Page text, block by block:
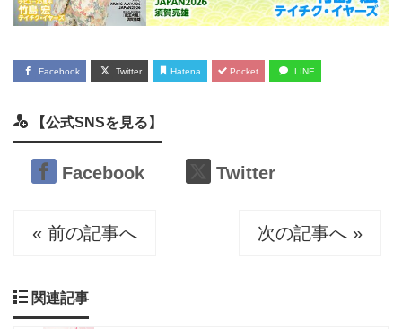
Facebook Twitter Hatena Pocket LINE
【公式SNSを見る】
Facebook Twitter
« 前の記事へ 次の記事へ »
関連記事